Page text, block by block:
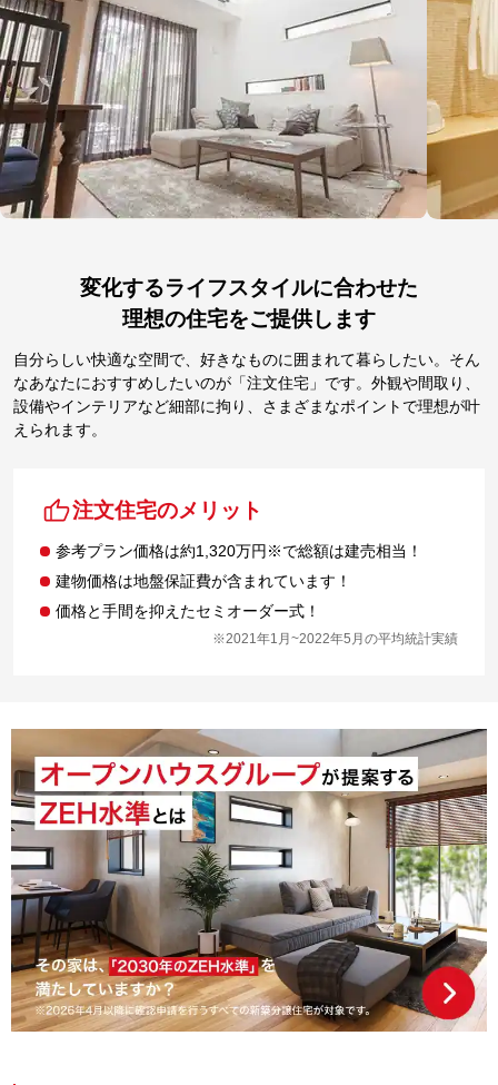
変化するライフスタイルに合わせた
理想の住宅をご提供します
自分らしい快適な空間で、好きなものに囲まれて暮らしたい。そん
なあなたにおすすめしたいのが「注文住宅」です。外観や間取り、
設備やインテリアなど細部に拘り、さまざまなポイントで理想が叶
えられます。
注文住宅のメリット
参考プラン価格は約1,320万円※で総額は建売相当！
建物価格は地盤保証費が含まれています！
価格と手間を抑えたセミオーダー式！
※2021年1月~2022年5月の平均統計実績